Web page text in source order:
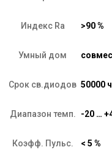
Индекс Ra >90 %
Умный дом
Срок св.диодов 50000 ч
Диапазон темп. -20 …
Коэфф. Пульс. < 5 %